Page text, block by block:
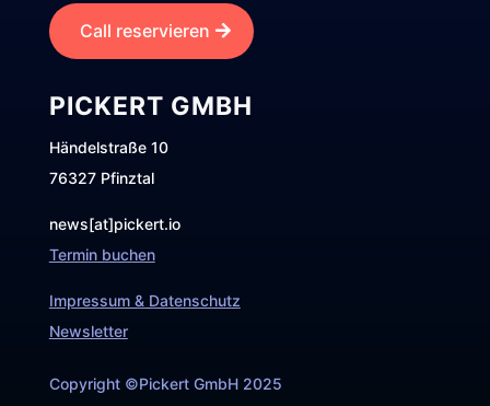
Call reservieren
PICKERT GMBH
Händelstraße 10
76327 Pfinztal
news[at]pickert.io
Termin buchen
Impressum & Datenschutz
Newsletter
Copyright ©Pickert GmbH 2025